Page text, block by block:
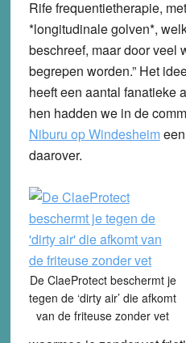
Rife frequentietherapie,
*longitudinale golven*,
beschreef, maar door veel
begrepen worden.” Het
heeft een aantal fanatieke
hen hadden we in de
Niburu op Windesheimeen
daarover.
De ClaeProtect beschermt je
tegen de ‘dirty air’ die afkomt
van de friteuse zonder vet